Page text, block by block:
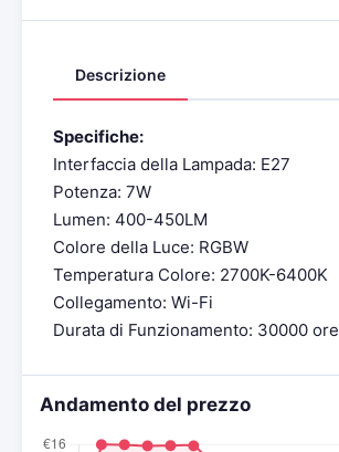
Descrizione
Specifiche:
Interfaccia della Lampada: E27
Potenza: 7W
Lumen: 400-450LM
Colore della Luce: RGBW
Temperatura Colore: 2700K-6400K
Collegamento: Wi-Fi
Durata di Funzionamento: 30000 ore
Andamento del prezzo